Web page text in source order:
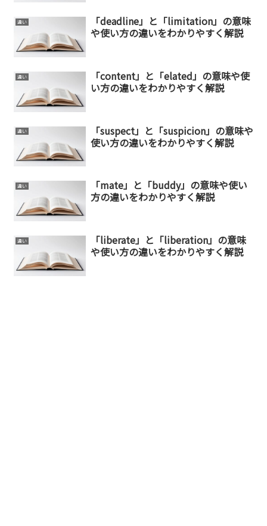
違い
「deadline」と「limitation」の意味
や使い方の違いをわかりやすく解説
違い
「content」と「elated」の意味や使
い方の違いをわかりやすく解説
違い
「suspect」と「suspicion」の意味や
使い方の違いをわかりやすく解説
違い
「mate」と「buddy」の意味や使い
方の違いをわかりやすく解説
違い
「liberate」と「liberation」の意味
や使い方の違いをわかりやすく解説